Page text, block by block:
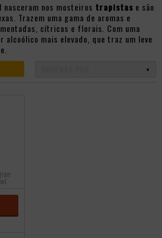
nasceram nos mosteiros trapistas e são
Trazem uma gama de aromas e
cítricas e florais. Com uma
alcoólico mais elevado, que traz um leve